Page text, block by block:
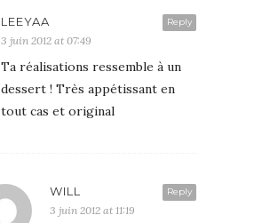
Reply
LEEYAA
3 juin 2012 at 07:49
Ta réalisations ressemble à un
dessert ! Très appétissant en
tout cas et original
Reply
WILL
3 juin 2012 at 11:19